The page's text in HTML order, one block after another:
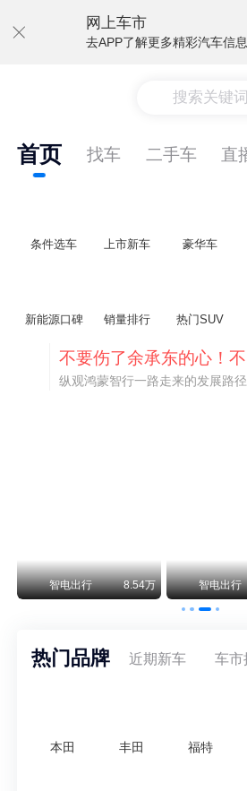
网上车市
去APP了解更多精彩汽车信息
搜索关键词
首页 找车 二手车 直
条件选车 上市新车 豪华车
新能源口碑 销量排行 热门SUV
智电出行 8.54万 智电出行
热门品牌 近期新车 车市
本田 丰田 福特